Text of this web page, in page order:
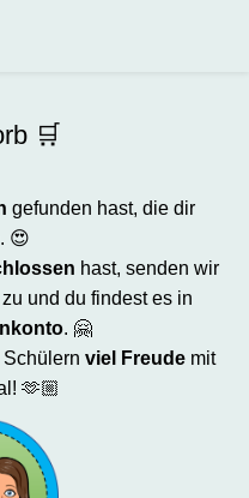
🛒
gefunden hast, die dir
😍
hast, senden wir
zu und du findest es in
. 🤗
viel Freudemit
🫶🏼